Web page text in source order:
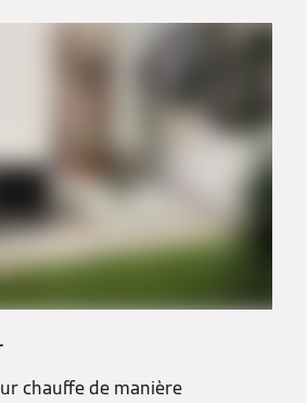
chauffe de manière